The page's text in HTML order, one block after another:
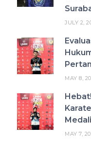
JULY 2,
MAY 8,
MAY 7,